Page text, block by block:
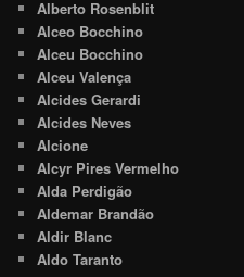
Alberto Rosenblit
Alceo Bocchino
Alceu Bocchino
Alceu Valença
Alcides Gerardi
Alcides Neves
Alcione
Alcyr Pires Vermelho
Alda Perdigão
Aldemar Brandão
Aldir Blanc
Aldo Taranto